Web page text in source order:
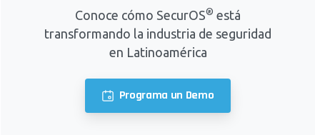
Conoce cómo SecurOS® está
transformando la industria de seguridad
en Latinoamérica
Programa un Demo